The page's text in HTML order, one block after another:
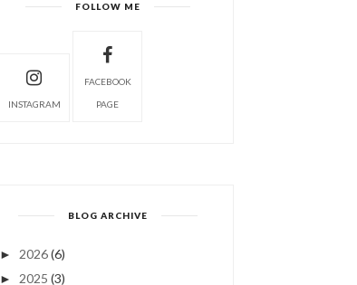
FOLLOW ME
INSTAGRAM
FACEBOOK
PAGE
BLOG ARCHIVE
► 2026(6)
► 2025 (3)